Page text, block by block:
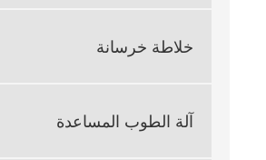
خلاطة خرسانة
آلة الطوب المساعدة